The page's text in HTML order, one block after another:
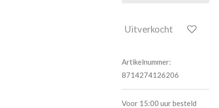
Uitverkocht
Artikelnummer:
8714274126206
Voor 15:00 uur besteld